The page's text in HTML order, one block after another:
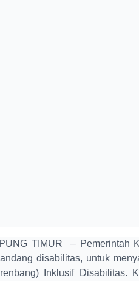
TIMUR – Pemerintah
disabilitas, untuk
Inklusif Disabilitas.